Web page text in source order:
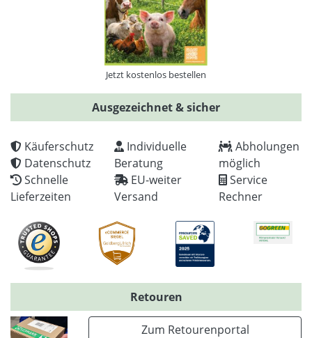
Jetzt kostenlos bestellen
Ausgezeichnet & sicher
Käuferschutz
Datenschutz
Schnelle
Lieferzeiten
Individuelle
Beratung
EU-weiter
Versand
Abholungen
möglich
Service
Rechner
Retouren
Zum Retourenportal